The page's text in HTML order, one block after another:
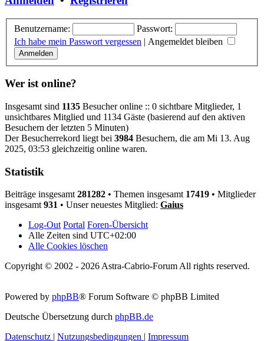
Benutzername:
Passwort:
Ich habe mein Passwort vergessen | Angemeldet bleiben
Wer ist online?
Insgesamt sind 1135 Besucher online :: 0 sichtbare Mitglieder, 1
unsichtbares Mitglied und 1134 Gäste (basierend auf den aktiven
Besuchern der letzten 5 Minuten)
Der Besucherrekord liegt bei 3984 Besuchern, die am Mi 13. Aug
2025, 03:53 gleichzeitig online waren.
Statistik
Beiträge insgesamt 281282 • Themen insgesamt 17419 • Mitglieder
insgesamt 931 • Unser neuestes Mitglied: Gaius
Log-Out Portal Foren-Übersicht
Alle Zeiten sind UTC+02:00
Alle Cookies löschen
Copyright © 2002 - 2026 Astra-Cabrio-Forum All rights reserved.
Powered by phpBB® Forum Software © phpBB Limited
Deutsche Übersetzung durch phpBB.de
Datenschutz | Nutzungsbedingungen | Impressum